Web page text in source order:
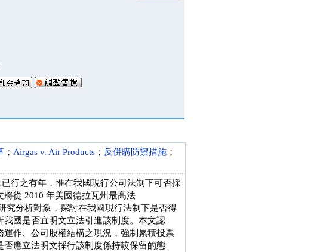
； Airgas v. Air Products ； 反併購防禦措施 ；
行之有年，惟在我國現行公司法制下可否採
從 2010 年美國德拉瓦州最高法
究分析對象，探討在我國現行法制下是否得
國是否宜明文立法引進該制度。本文認
作、公司股權結構之現況，強制累積投票
應立法明文採行該制度係持較保留的態